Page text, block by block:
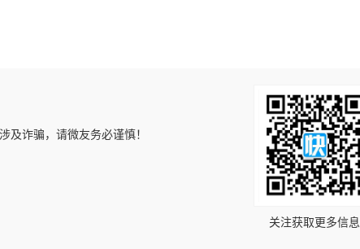
及诈骗，请微友务必谨慎！
关注获取更多信息